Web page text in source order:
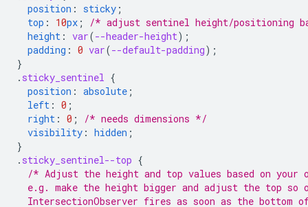
position : sticky ;
top : 10px ;
/* adjust sentinel height/positioning
height : var(--header-height);
padding : 0 var(--default-padding);
}
. sticky_sentinel {
position : absolute ;
left : 0 ;
right : 0 ;
/* needs dimensions */
visibility : hidden ;
}
. sticky_sentinel--top {
/* Adjust the height and top values based on
e.g. make the height bigger and adjust the top so
IntersectionObserver fires as soon as the bottom